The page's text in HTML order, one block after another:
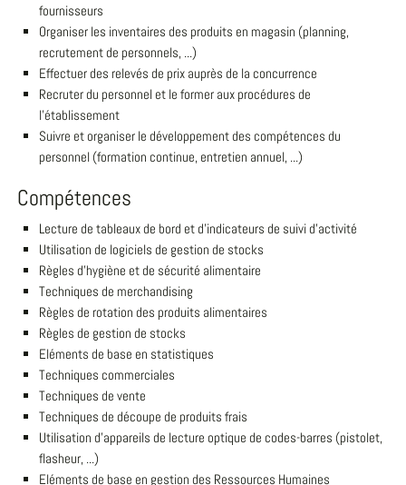
fournisseurs
Organiser les inventaires des produits en magasin (planning,
recrutement de personnels, ...)
Effectuer des relevés de prix auprès de la concurrence
Recruter du personnel et le former aux procédures de
l'établissement
Suivre et organiser le développement des compétences du
personnel (formation continue, entretien annuel, ...)
Compétences
Lecture de tableaux de bord et d'indicateurs de suivi d'activité
Utilisation de logiciels de gestion de stocks
Règles d'hygiène et de sécurité alimentaire
Techniques de merchandising
Règles de rotation des produits alimentaires
Règles de gestion de stocks
Eléments de base en statistiques
Techniques commerciales
Techniques de vente
Techniques de découpe de produits frais
Utilisation d'appareils de lecture optique de codes-barres (pistolet,
flasheur, ...)
Eléments de base en gestion des Ressources Humaines